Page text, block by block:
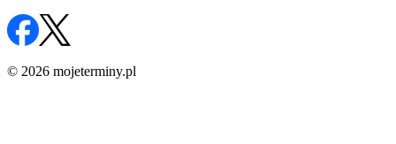
© 2026 mojeterminy.pl